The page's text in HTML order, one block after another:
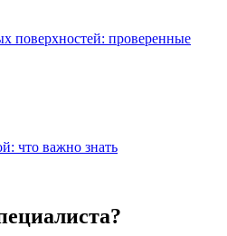
поверхностей: проверенные
что важно знать